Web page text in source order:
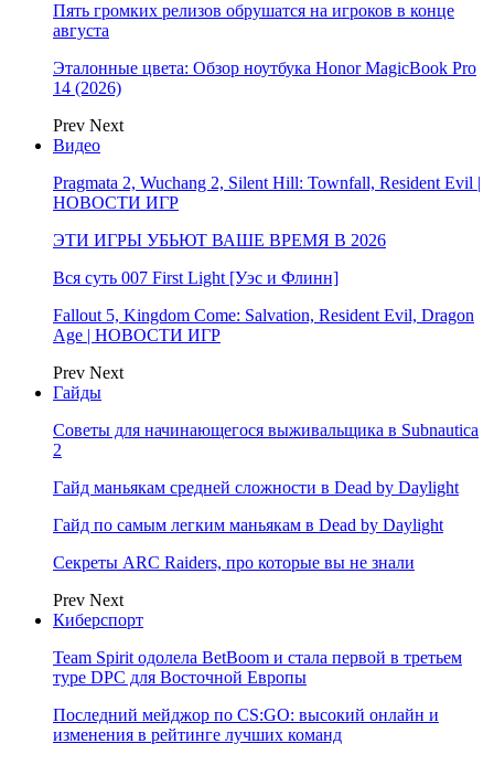
Пять громких релизов обрушатся на игроков в конце
августа
Эталонные цвета: Обзор ноутбука Honor MagicBook Pro
14 (2026)
Prev Next
Видео
Pragmata 2, Wuchang 2, Silent Hill: Townfall, Resident Evil |
НОВОСТИ ИГР
ЭТИ ИГРЫ УБЬЮТ ВАШЕ ВРЕМЯ В 2026
Вся суть 007 First Light [Уэс и Флинн]
Fallout 5, Kingdom Come: Salvation, Resident Evil, Dragon
Age | НОВОСТИ ИГР
Prev Next
Гайды
Советы для начинающегося выживальщика в Subnautica
2
Гайд маньякам средней сложности в Dead by Daylight
Гайд по самым легким маньякам в Dead by Daylight
Секреты ARC Raiders, про которые вы не знали
Prev Next
Киберспорт
Team Spirit одолела BetBoom и стала первой в третьем
туре DPC для Восточной Европы
Последний мейджор по CS:GO: высокий онлайн и
изменения в рейтинге лучших команд